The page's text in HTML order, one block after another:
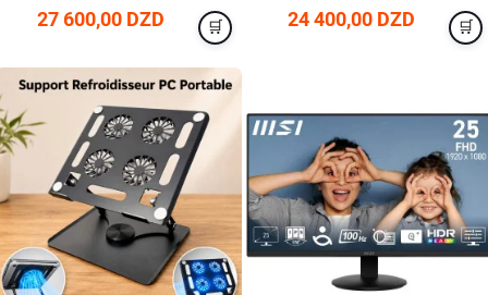
27 600,00 DZD 24 400,00 DZD